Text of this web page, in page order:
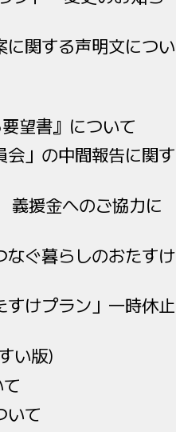
関する声明文につい
望書』について
会」の中間報告に関す
援金へのご協力に
ぐ暮らしのおたすけ
けプラン」一時休止
い版)
いて